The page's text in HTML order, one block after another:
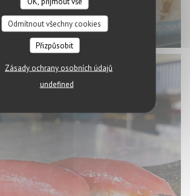
Odmítnout všechny cookies
Přizpůsobit
Zásady ochrany osobních údajů
undefined